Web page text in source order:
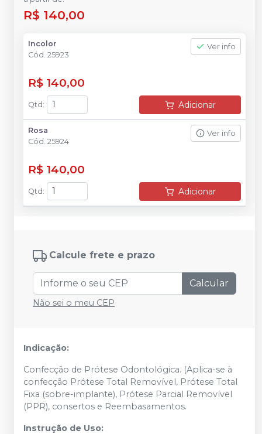
R$ 140,00
Incolor
Cód. 25923
Ver info
R$ 140,00
Qtd : Adicionar
Rosa
Cód. 25924
Ver info
R$ 140,00
Qtd : Adicionar
Calcule frete e prazo
Calcular
Não sei o meu CEP
Indicação:
Confecção de Prótese Odontológica. (Aplica-se à
confecção Prótese Total Removível, Prótese Total
Fixa (sobre-implante), Prótese Parcial Removível
(PPR), consertos e Reembasamentos.
Instrução de Uso: